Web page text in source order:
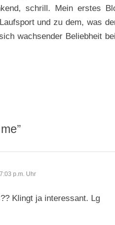
schrill. Mein erstes
und zu dem, was
wachsender Beliebheit
”
p.m. Uhr
Klingt ja interessant. Lg